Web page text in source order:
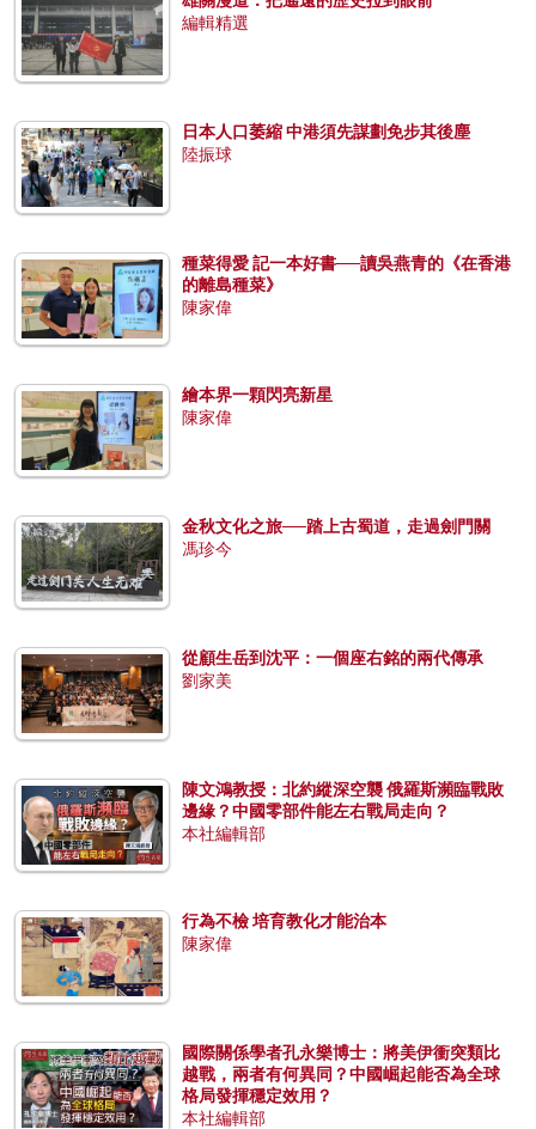
編輯精選
日本人口萎縮 中港須先謀劃免步其後塵
陸振球
種菜得愛 記一本好書──讀吳燕青的《在香港
的離島種菜》
陳家偉
繪本界一顆閃亮新星
陳家偉
金秋文化之旅──踏上古蜀道，走過劍門關
馮珍今
從顧生岳到沈平：一個座右銘的兩代傳承
劉家美
陳文鴻教授：北約縱深空襲 俄羅斯瀕臨戰敗
邊緣？中國零部件能左右戰局走向？
本社編輯部
行為不檢 培育教化才能治本
陳家偉
國際關係學者孔永樂博士：將美伊衝突類比
越戰，兩者有何異同？中國崛起能否為全球
格局發揮穩定效用？
本社編輯部